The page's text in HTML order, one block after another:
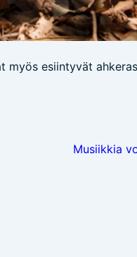
esiintyvät
Musiikkia